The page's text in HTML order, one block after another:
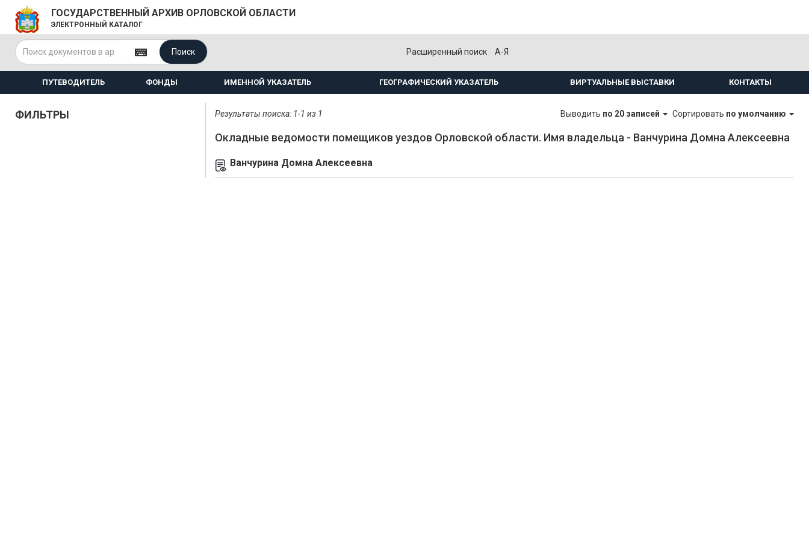
ГОСУДАРСТВЕННЫЙ АРХИВ ОРЛОВСКОЙ ОБЛАСТИ
ЭЛЕКТРОННЫЙ КАТАЛОГ
Поиск Расширенный поиск А-Я
ПУТЕВОДИТЕЛЬ ФОНДЫ ИМЕННОЙ УКАЗАТЕЛЬ ГЕОГРАФИЧЕСКИЙ УКАЗАТЕЛЬ ВИРТУАЛЬНЫЕ ВЫСТАВКИ КОНТАКТЫ
ФИЛЬТРЫ Результаты поиска: 1-1 из 1 Выводить по 20 записей Сортировать по умолчанию
Окладные ведомости помещиков уездов Орловской области. Имя владельца - Ванчурина Домна Алексеевна
Ванчурина Домна Алексеевна